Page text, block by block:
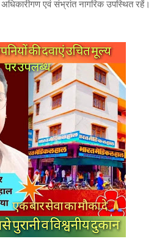
एवं संभ्रांत नागरिक उपस्थित रहें।